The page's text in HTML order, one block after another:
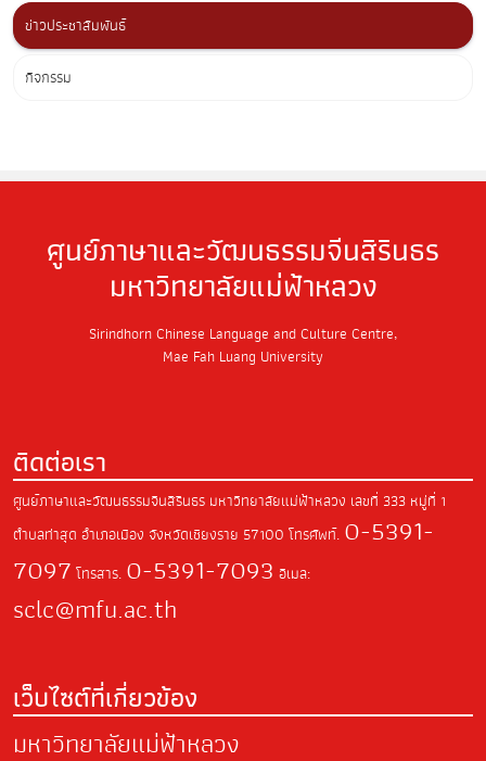
ข่าวประชาสัมพันธ์
กิจกรรม
ศูนย์ภาษาและวัฒนธรรมจีนสิรินธร
มหาวิทยาลัยแม่ฟ้าหลวง
Sirindhorn Chinese Language and Culture Centre,
Mae Fah Luang University
ติดต่อเรา
ศูนย์ภาษาและวัฒนธรรมจีนสิรินธร มหาวิทยาลัยแม่ฟ้าหลวง เลขที่ 333 หมู่ที่ 1
ตำบลท่าสุด อำเภอเมือง จังหวัดเชียงราย 57100 โทรศัพท์. 0-5391-
7097 โทรสาร. 0-5391-7093 อีเมล:
sclc@mfu.ac.th
เว็บไซต์ที่เกี่ยวข้อง
มหาวิทยาลัยแม่ฟ้าหลวง